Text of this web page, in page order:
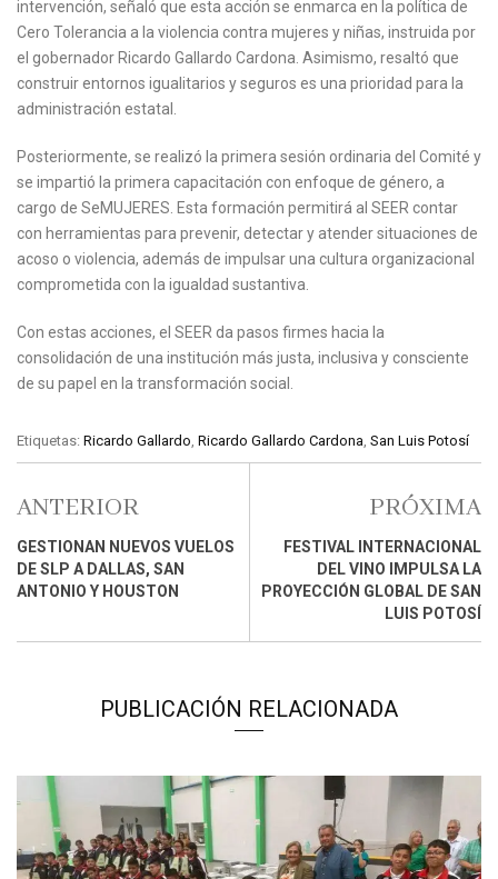
intervención, señaló que esta acción se enmarca en la política de
Cero Tolerancia a la violencia contra mujeres y niñas, instruida por
el gobernador Ricardo Gallardo Cardona. Asimismo, resaltó que
construir entornos igualitarios y seguros es una prioridad para la
administración estatal.
Posteriormente, se realizó la primera sesión ordinaria del Comité y
se impartió la primera capacitación con enfoque de género, a
cargo de SeMUJERES. Esta formación permitirá al SEER contar
con herramientas para prevenir, detectar y atender situaciones de
acoso o violencia, además de impulsar una cultura organizacional
comprometida con la igualdad sustantiva.
Con estas acciones, el SEER da pasos firmes hacia la
consolidación de una institución más justa, inclusiva y consciente
de su papel en la transformación social.
Etiquetas: Ricardo Gallardo Ricardo Gallardo Cardona San Luis Potosí
ANTERIOR
GESTIONAN NUEVOS VUELOS
DE SLP A DALLAS, SAN
ANTONIO Y HOUSTON
PRÓXIMA
FESTIVAL INTERNACIONAL
DEL VINO IMPULSA LA
PROYECCIÓN GLOBAL DE SAN
LUIS POTOSÍ
PUBLICACIÓN RELACIONADA